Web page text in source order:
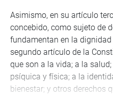
Asimismo, en su artículo
concebido, como sujeto de
fundamentan en la
segundo artículo de la
que son a la vida; a la
psíquica y física; a la
bienestar; y otros derechos